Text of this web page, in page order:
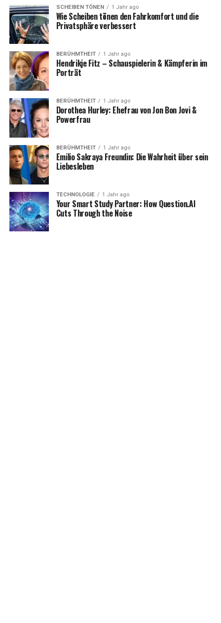
SCHEIBEN TÖNEN 1 Jahr ago
Wie Scheiben tönen den Fahrkomfort und die
Privatsphäre verbessert
BERÜHMTHEIT 1 Jahr ago
Hendrikje Fitz – Schauspielerin & Kämpferin im
Porträt
BERÜHMTHEIT 1 Jahr ago
Dorothea Hurley: Ehefrau von Jon Bon Jovi &
Powerfrau
BERÜHMTHEIT 1 Jahr ago
Emilio Sakraya Freundin: Die Wahrheit über sein
Liebesleben
TECHNOLOGIE 1 Jahr ago
Your Smart Study Partner: How Question.AI
Cuts Through the Noise